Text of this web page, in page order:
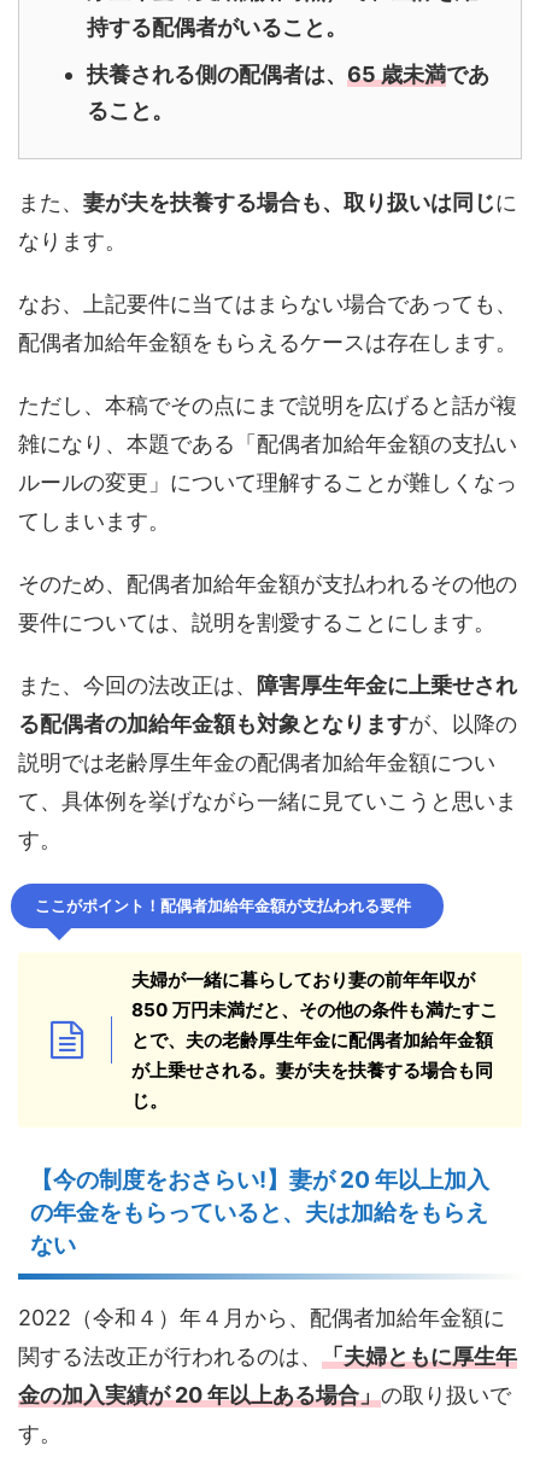
持する配偶者がいること。
扶養される側の配偶者は、 65 歳未満であ
ること。
また、 妻が夫を扶養する場合も、取り扱いは同じに
なります。
なお、上記要件に当てはまらない場合であっても、
配偶者加給年金額をもらえるケースは存在します。
ただし、本稿でその点にまで説明を広げると話が複
雑になり、本題である「配偶者加給年金額の支払い
ルールの変更」について理解することが難しくなっ
てしまいます。
そのため、配偶者加給年金額が支払われるその他の
要件については、説明を割愛することにします。
また、今回の法改正は、 障害厚生年金に上乗せされ
る配偶者の加給年金額も対象となりますが、以降の
説明では老齢厚生年金の配偶者加給年金額につい
て、具体例を挙げながら一緒に見ていこうと思いま
す。
ここがポイント！配偶者加給年金額が支払われる要件
夫婦が一緒に暮らしており妻の前年年収が
850 万円未満だと、その他の条件も満たすこ
とで、夫の老齢厚生年金に配偶者加給年金額
が上乗せされる。妻が夫を扶養する場合も同
じ。
【今の制度をおさらい!】妻が 20 年以上加入
の年金をもらっていると、夫は加給をもらえ
ない
2022（令和４）年４月から、配偶者加給年金額に
関する法改正が行われるのは、 「夫婦ともに厚生年
金の加入実績が 20 年以上ある場合」の取り扱いで
す。